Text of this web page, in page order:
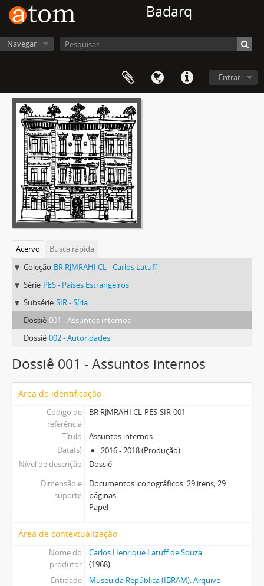
Badarq
Navegar
Entrar
Acervo
Busca rápida
Coleção BR RJMRAHI CL - Carlos Latuff
Série PES - Países Estrangeiros
Subsérie SIR - Síria
Dossiê 001 - Assuntos internos
Dossiê 002 - Autoridades
Dossiê 001 - Assuntos internos
Área de identificação
Código de
referência
BR RJMRAHI CL-PES-SIR-001
Título
Assuntos internos
Data(s)
2016 - 2018 (Produção)
Nível de descrição
Dossiê
Dimensão e
suporte
Documentos iconográficos: 29 itens; 29
páginas
Papel
Área de contextualização
Nome do
produtor
Carlos Henrique Latuff de Souza
(1968)
Entidade
Museu da República (IBRAM). Arquivo